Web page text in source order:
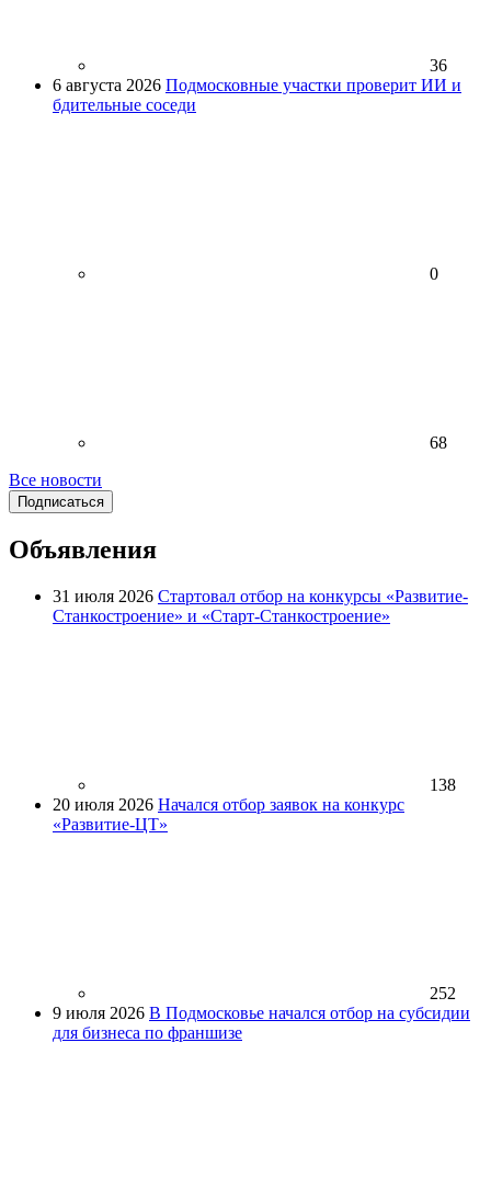
36
6 августа 2026 Подмосковные участки проверит ИИ и
бдительные соседи
0
68
Все новости
Подписаться
Объявления
31 июля 2026 Стартовал отбор на конкурсы «Развитие-
Станкостроение» и «Старт-Станкостроение»
138
20 июля 2026 Начался отбор заявок на конкурс
«Развитие-ЦТ»
252
9 июля 2026 В Подмосковье начался отбор на субсидии
для бизнеса по франшизе